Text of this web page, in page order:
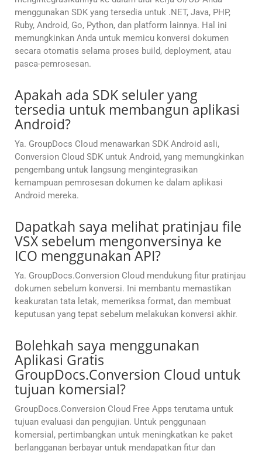
menggunakan SDK yang tersedia untuk .NET, Java, PHP,
Ruby, Android, Go, Python, dan platform lainnya. Hal ini
memungkinkan Anda untuk memicu konversi dokumen
secara otomatis selama proses build, deployment, atau
pasca-pemrosesan.
Apakah ada SDK seluler yang
tersedia untuk membangun aplikasi
Android?
Ya. GroupDocs Cloud menawarkan SDK Android asli,
Conversion Cloud SDK untuk Android, yang memungkinkan
pengembang untuk langsung mengintegrasikan
kemampuan pemrosesan dokumen ke dalam aplikasi
Android mereka.
Dapatkah saya melihat pratinjau file
VSX sebelum mengonversinya ke
ICO menggunakan API?
Ya. GroupDocs.Conversion Cloud mendukung fitur pratinjau
dokumen sebelum konversi. Ini membantu memastikan
keakuratan tata letak, memeriksa format, dan membuat
keputusan yang tepat sebelum melakukan konversi akhir.
Bolehkah saya menggunakan
Aplikasi Gratis
GroupDocs.Conversion Cloud untuk
tujuan komersial?
GroupDocs.Conversion Cloud Free Apps terutama untuk
tujuan evaluasi dan pengujian. Untuk penggunaan
komersial, pertimbangkan untuk meningkatkan ke paket
berlangganan berbayar untuk mendapatkan fitur dan